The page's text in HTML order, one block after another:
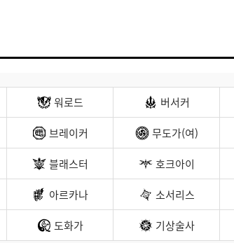
워로드 버서커
브레이커 무도가(여)
블래스터 호크아이
아르카나 소서리스
도화가 기상술사